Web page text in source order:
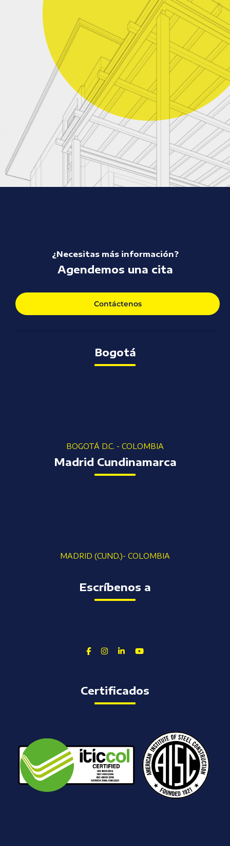
¿Necesitas más información?
Agendemos una cita
Contáctenos
Bogotá
BOGOTÁ D.C. - COLOMBIA
Madrid Cundinamarca
MADRID (CUND.)- COLOMBIA
Escríbenos a
FacebookInstagram
LinkedinYoutube
Certificados